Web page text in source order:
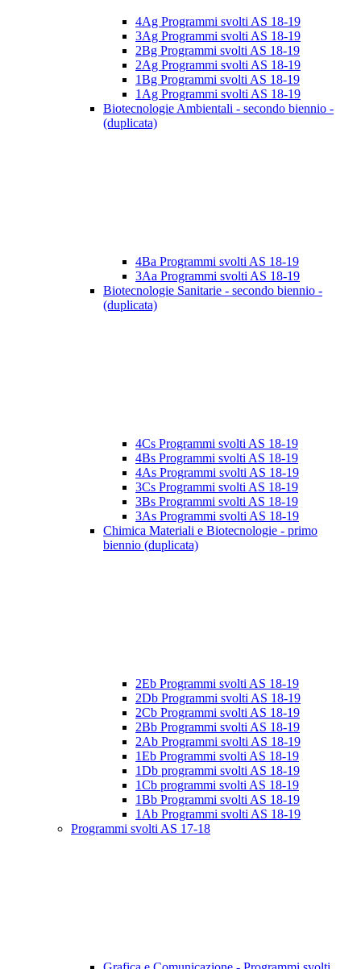
4Ag Programmi svolti AS 18-19
3Ag Programmi svolti AS 18-19
2Bg Programmi svolti AS 18-19
2Ag Programmi svolti AS 18-19
1Bg Programmi svolti AS 18-19
1Ag Programmi svolti AS 18-19
Biotecnologie Ambientali - secondo biennio -
(duplicata)
4Ba Programmi svolti AS 18-19
3Aa Programmi svolti AS 18-19
Biotecnologie Sanitarie - secondo biennio -
(duplicata)
4Cs Programmi svolti AS 18-19
4Bs Programmi svolti AS 18-19
4As Programmi svolti AS 18-19
3Cs Programmi svolti AS 18-19
3Bs Programmi svolti AS 18-19
3As Programmi svolti AS 18-19
Chimica Materiali e Biotecnologie - primo
biennio (duplicata)
2Eb Programmi svolti AS 18-19
2Db Programmi svolti AS 18-19
2Cb Programmi svolti AS 18-19
2Bb Programmi svolti AS 18-19
2Ab Programmi svolti AS 18-19
1Eb Programmi svolti AS 18-19
1Db programmi svolti AS 18-19
1Cb programmi svolti AS 18-19
1Bb Programmi svolti AS 18-19
1Ab Programmi svolti AS 18-19
Programmi svolti AS 17-18